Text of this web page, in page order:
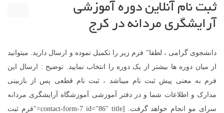
ثبت نام آنلاین دوره آموزشی
آرایشگری مردانه در کرج
دانشجوی گرامی ، لطفا" فرم زیر را تکمیل نموده و ارسال دارید. میتوانید
از میان دوره ها بیشتر از یک دوره را انتخاب نمایید. توضیح : ارسال این
فرم به معنی پیش ثبت نام میباشد ، ثبت نام قطعی پس از بازبینی
مدارک و اطلاعات شما و در دفتر آموزشی آموزشگاه آرایشگری مردانه
سرای مو انجام خواهد گرفت. [contact-form-7 id="86" title="فرم ثبت